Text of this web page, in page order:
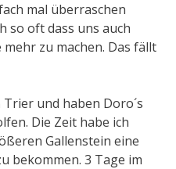
mal überraschen
so oft dass uns auch
zu machen. Das fällt
und haben Doro´s
Die Zeit habe ich
Gallenstein eine
bekommen. 3 Tage im